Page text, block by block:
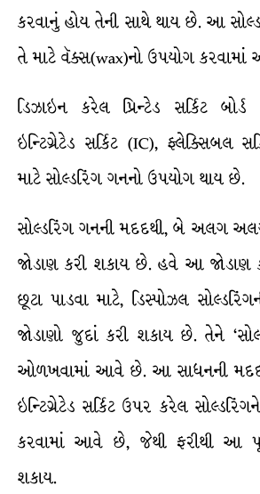
કરવાનું હોય તેની સાથે થાય છે. આ
તે માટે વૅક્સ(wax)નો ઉપયોગ
ડિઝાઇન કરેલ પ્રિન્ટેડ સર્કિટ
ઇન્ટિગ્રેટેડ સર્કિટ (IC), ફ્લેક્સિબલ
માટે સોલ્ડરિંગ ગનનો ઉપયોગ થાય છે.
સોલ્ડરિંગ ગનની મદદથી, બે અલગ
જોડાણ કરી શકાય છે. હવે આ જોડાણ
છૂટા પાડવા માટે, ડિસ્પોઝલ
જોડાણો જુદાં કરી શકાય છે. તેને
ઓળખવામાં આવે છે. આ સાધનની
ઇન્ટિગ્રેટેડ સર્કિટ ઉપર કરેલ
કરવામાં આવે છે, જેથી ફરીથી આ
શકાય.